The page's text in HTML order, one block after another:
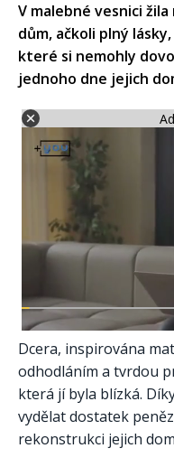
V malebné vesnici
dům, ačkoli plný
které si nemohly
jednoho dne jejich
Dcera, inspirována
odhodláním a tvrdou
která jí byla blízká.
vydělat dostatek
rekonstrukci jejich